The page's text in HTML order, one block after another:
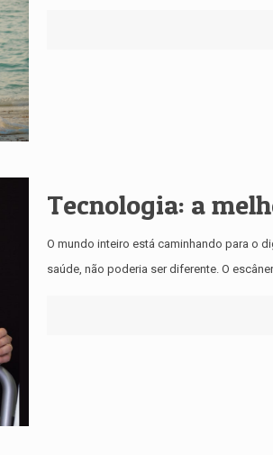
Tecnologia: a
O mundo inteiro está caminhando para o
saúde, não poderia ser diferente. O